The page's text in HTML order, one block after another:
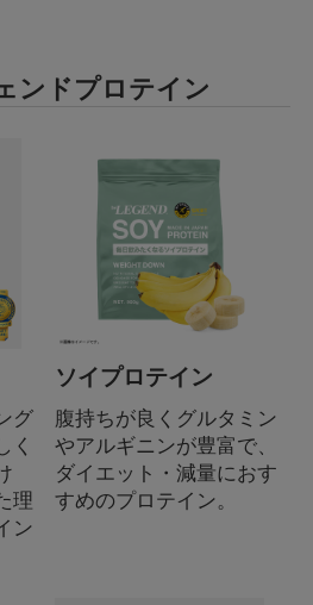
ンドプロテイン
グ
く
理
ン
ソイプロテイン
腹持ちが良くグルタミン
やアルギニンが豊富で、
ダイエット・減量におす
すめのプロテイン。